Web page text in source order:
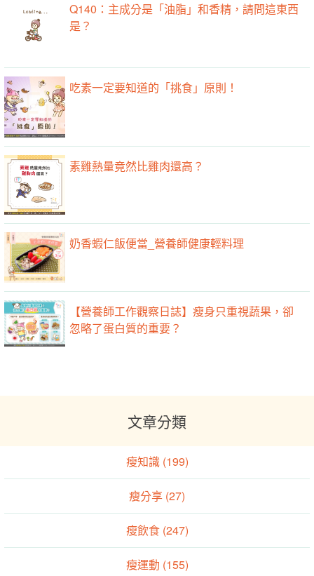
Q140：主成分是「油脂」和香精，請問這東西
是？
吃素一定要知道的「挑食」原則！
素雞熱量竟然比雞肉還高？
奶香蝦仁飯便當_營養師健康輕料理
【營養師工作觀察日誌】瘦身只重視蔬果，卻
忽略了蛋白質的重要？
文章分類
瘦知識 (199)
瘦分享 (27)
瘦飲食 (247)
瘦運動 (155)